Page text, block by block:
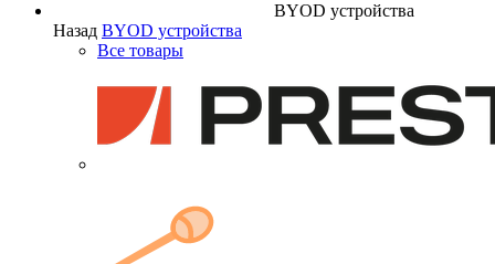
BYOD устройства
Назад BYOD устройства
Все товары